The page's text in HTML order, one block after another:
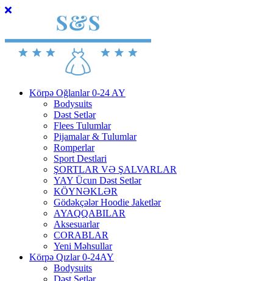
Körpə Oğlanlar 0-24 AY
Bodysuits
Dəst Setlər
Flees Tulumlar
Pijamalar & Tulumlar
Romperlar
Sport Destlari
ŞORTLAR VƏ ŞALVARLAR
YAY Ücun Dəst Setlər
KÖYNƏKLƏR
Gödəkçələr Hoodie Jaketlər
AYAQQABILAR
Aksesuarlar
CORABLAR
Yeni Məhsullar
Körpə Qızlar 0-24AY
Bodysuits
Dəst Setlər